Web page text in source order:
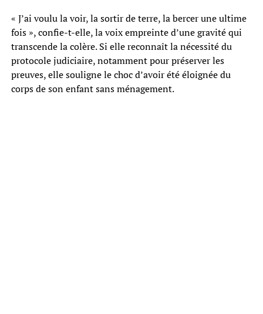
« J’ai voulu la voir, la sortir de terre, la bercer une ultime
fois », confie-t-elle, la voix empreinte d’une gravité qui
transcende la colère. Si elle reconnaît la nécessité du
protocole judiciaire, notamment pour préserver les
preuves, elle souligne le choc d’avoir été éloignée du
corps de son enfant sans ménagement.